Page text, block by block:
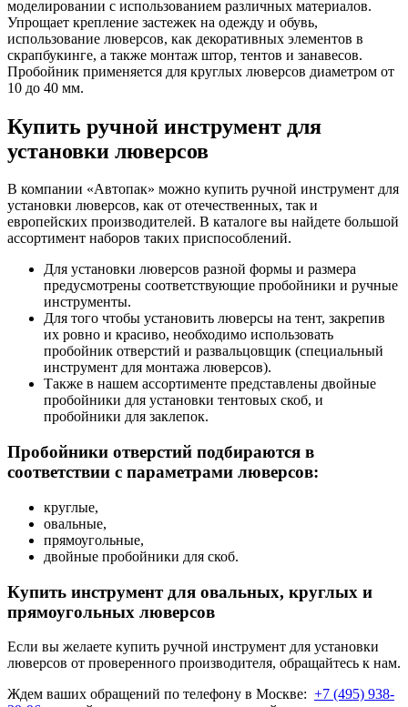
моделировании с использованием различных материалов.
Упрощает крепление застежек на одежду и обувь,
использование люверсов, как декоративных элементов в
скрапбукинге, а также монтаж штор, тентов и занавесов.
Пробойник применяется для круглых люверсов диаметром от
10 до 40 мм.
Купить ручной инструмент для
установки люверсов
В компании «Автопак» можно купить ручной инструмент для
установки люверсов, как от отечественных, так и
европейских производителей. В каталоге вы найдете большой
ассортимент наборов таких приспособлений.
Для установки люверсов разной формы и размера
предусмотрены соответствующие пробойники и ручные
инструменты.
Для того чтобы установить люверсы на тент, закрепив
их ровно и красиво, необходимо использовать
пробойник отверстий и развальцовщик (специальный
инструмент для монтажа люверсов).
Также в нашем ассортименте представлены двойные
пробойники для установки тентовых скоб, и
пробойники для заклепок.
Пробойники отверстий подбираются в
соответствии с параметрами люверсов:
круглые,
овальные,
прямоугольные,
двойные пробойники для скоб.
Купить инструмент для овальных, круглых и
прямоугольных люверсов
Если вы желаете купить ручной инструмент для установки
люверсов от проверенного производителя, обращайтесь к нам.
Ждем ваших обращений по телефону в Москве: +7 (495) 938-